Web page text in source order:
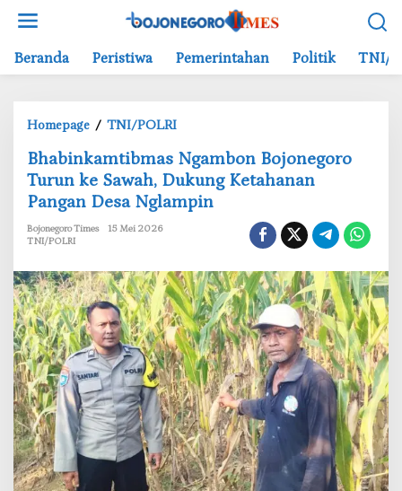
Beranda Peristiwa Pemerintahan Politik TNI/
Homepage / TNI/POLRI
h
a
b
a
m
t
i
b
m
a
s
N
g
a
‎Bhabinkamtibmas Ngambon Bojonegoro
Turun ke Sawah, Dukung Ketahanan
Pangan Desa Nglampin
Bojonegoro Times
15 Mei 2026
TNI/POLRI